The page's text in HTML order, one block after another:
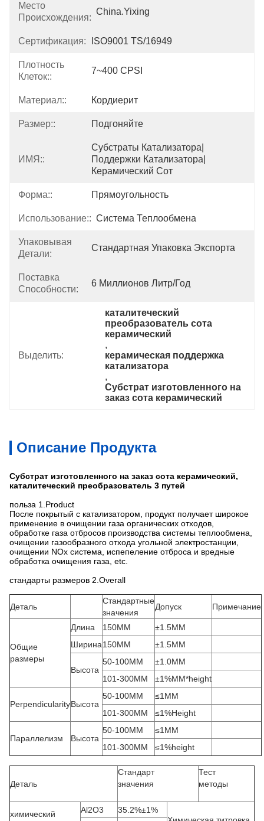
Место
Происхождения:
China.Yixing
Сертификация: ISO9001 TS/16949
Плотность
Клеток::
7~400 CPSI
Материал:: Кордиерит
Размер:: Подгоняйте
ИМЯ::
Субстраты Катализатора|
Поддержки Катализатора|
Керамический Сот
Форма:: Прямоугольность
Использование:: Система Теплообмена
Упаковывая
Детали:
Стандартная Упаковка Экспорта
Поставка
Способности:
6 Миллионов Литр/год
Выделить:
каталитеческий
преобразователь сота
керамический
,
керамическая поддержка
катализатора
,
Субстрат изготовленного на
заказ сота керамический
Описание Продукта
Субстрат изготовленного на заказ сота керамический,
каталитеческий преобразователь 3 путей
польза 1.Product
После покрытый с катализатором, продукт получает широкое
применение в очищении газа органических отходов,
обработке газа отбросов производства системы теплообмена,
очищении газообразного отхода угольной электростанции,
очищении NOx система, испепеление отброса и вредные
обработка очищения газа, etc.
стандарты размеров 2.Overall
Деталь
Стандартные
значения
Допуск Примечание
Общие
размеры
Длина 150MM
±1.5MM
Ширина150MM ±1.5MM
Высота
50-100MM
±1.0MM
101-300MM
±1%MM*height
PerpendicularityВысота
50-100MM
≤1MM
101-300MM
≤1%Height
Параллелизм Высота
50-100MM
≤1MM
101-300MM
≤1%height
Деталь
Стандарт
значения
Тест
методы
химический Al2O3
35.2%±1%